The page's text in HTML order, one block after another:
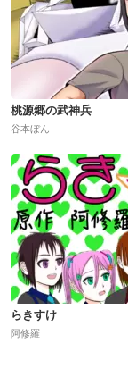
桃源郷の武神兵
谷本ぼん
らきすけ
阿修羅